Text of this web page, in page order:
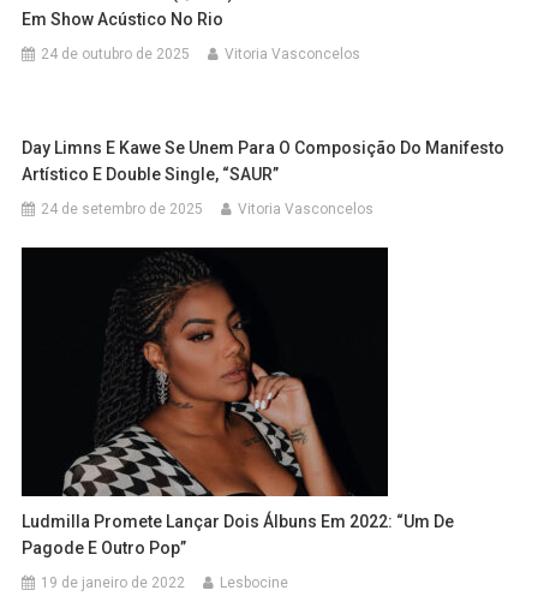
Em Show Acústico No Rio
24 de outubro de 2025 Vitoria Vasconcelos
Day Limns E Kawe Se Unem Para O Composição Do Manifesto
Artístico E Double Single, “SAUR”
24 de setembro de 2025 Vitoria Vasconcelos
Ludmilla Promete Lançar Dois Álbuns Em 2022: “Um De
Pagode E Outro Pop”
19 de janeiro de 2022 Lesbocine